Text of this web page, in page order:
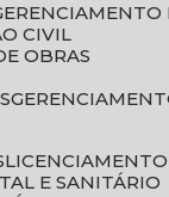
CIVIL
OBRAS
E SANITÁRIO